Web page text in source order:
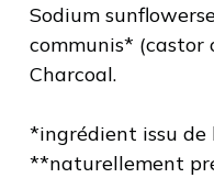
Sodium
communis* (castor
Charcoal.
*ingrédient issu de
**naturellement